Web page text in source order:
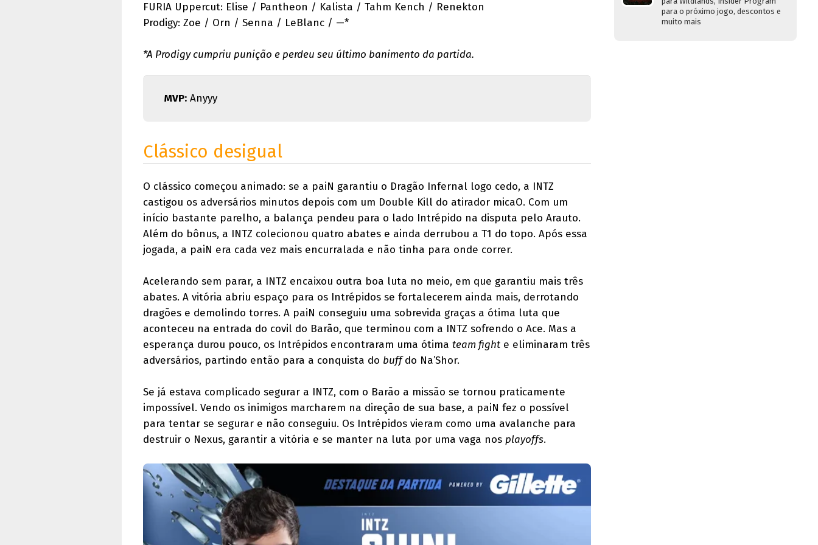
FURIA Uppercut: Elise / Pantheon / Kalista / Tahm Kench / Renekton
Prodigy: Zoe / Orn / Senna / LeBlanc / —*
*A Prodigy cumpriu punição e perdeu seu último banimento da partida.
MVP: Anyyy
Clássico desigual
O clássico começou animado: se a paiN garantiu o Dragão Infernal logo cedo, a INTZ
castigou os adversários minutos depois com um Double Kill do atirador micaO. Com um
início bastante parelho, a balança pendeu para o lado Intrépido na disputa pelo Arauto.
Além do bônus, a INTZ colecionou quatro abates e ainda derrubou a T1 do topo. Após essa
jogada, a paiN era cada vez mais encurralada e não tinha para onde correr.
Acelerando sem parar, a INTZ encaixou outra boa luta no meio, em que garantiu mais três
abates. A vitória abriu espaço para os Intrépidos se fortalecerem ainda mais, derrotando
dragões e demolindo torres. A paiN conseguiu uma sobrevida graças a ótima luta que
aconteceu na entrada do covil do Barão, que terminou com a INTZ sofrendo o Ace. Mas a
esperança durou pouco, os Intrépidos encontraram uma ótima team fight e eliminaram três
adversários, partindo então para a conquista do buffdo Na’Shor.
Se já estava complicado segurar a INTZ, com o Barão a missão se tornou praticamente
impossível. Vendo os inimigos marcharem na direção de sua base, a paiN fez o possível
para tentar se segurar e não conseguiu. Os Intrépidos vieram como uma avalanche para
destruir o Nexus, garantir a vitória e se manter na luta por uma vaga nos playoffs.
para o próximo jogo, descontos e
muito mais